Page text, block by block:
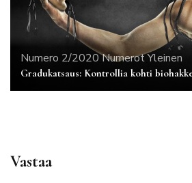
Numero 2/2020NumerotYleinen
Gradukatsaus: Kontrollia kohti
Vastaa